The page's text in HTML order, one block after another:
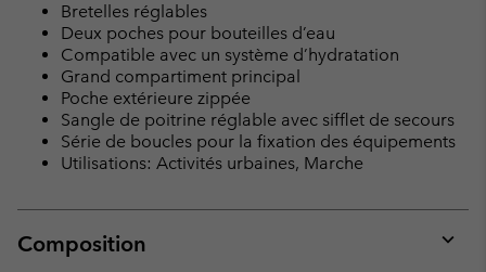
Bretelles réglables
Deux poches pour bouteilles d’eau
Compatible avec un système d’hydratation
Grand compartiment principal
Poche extérieure zippée
Sangle de poitrine réglable avec sifflet de secours
Série de boucles pour la fixation des équipements
Utilisations: Activités urbaines, Marche
Composition